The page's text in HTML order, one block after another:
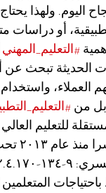
اليوم. ولهذا
أو
#التعليم_المهني
الحديثة تبحث
العملاء،
من
للتعليم